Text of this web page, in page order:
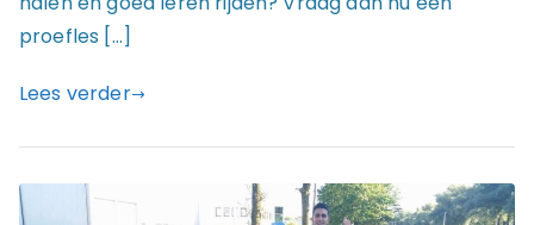
proefles […]
Lees verder